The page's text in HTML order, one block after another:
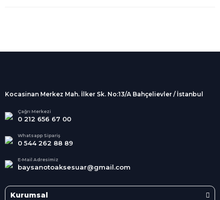
Alışveriş
kargolanmaktadır.
Tüm Kredi Kartlarına taksit
seçenekleri
Kocasinan Merkez Mah. İlker Sk. No:13/A Bahçelievler / İstanbul
Çağrı Merkezi
0 212 656 67 00
Whatsapp Sipariş
0 544 262 88 89
E-Mail Adresimiz
baysanotoaksesuar@gmail.com
Kurumsal